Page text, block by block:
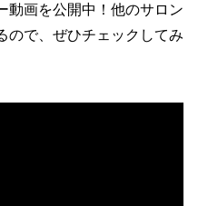
動画を公開中！他のサロン
ので、ぜひチェックしてみ